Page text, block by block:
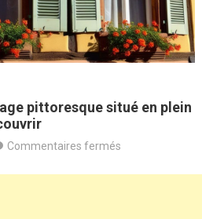
pittoresque situé en plein
Commentaires ferméssur